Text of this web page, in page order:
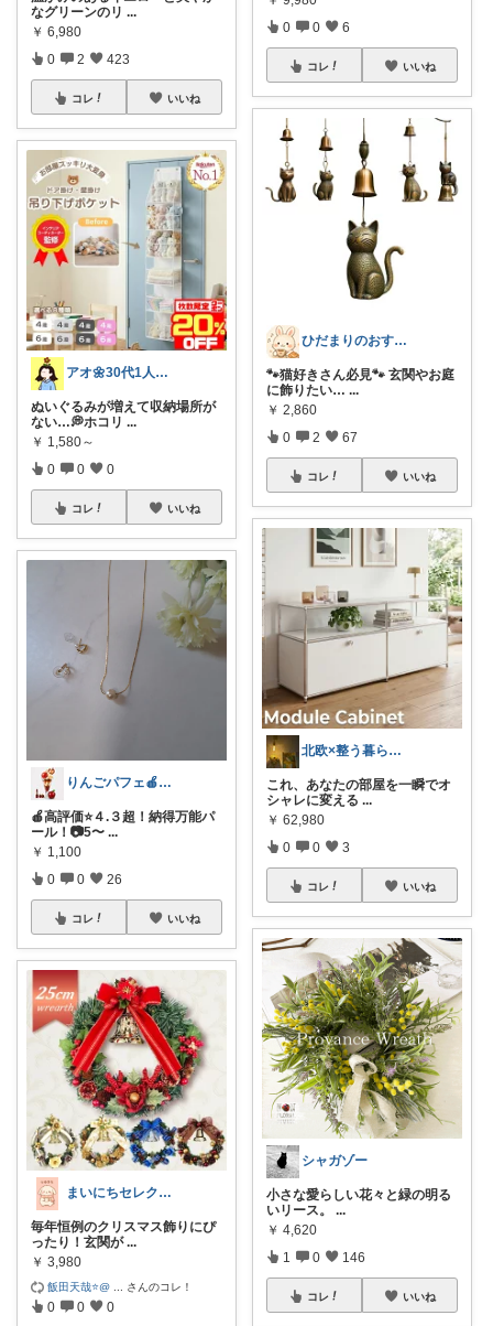
なグリーンのリ ...
￥ 6,980
0 2 423
コレ いいね
アオ🌼30代1人暮らし
ぬいぐるみが増えて収納場所が
ない…💭ホコリ ...
￥ 1,580～
0 0 0
コレ いいね
りんごパフェ🍎コスメ×アクセ×アパレル
🍎高評価⭐４.３超！納得万能パ
ール！📷5〜 ...
￥ 1,100
0 0 26
コレ いいね
まいにちセレクトdays
毎年恒例のクリスマス飾りにぴ
ったり！玄関が ...
￥ 3,980
飯田天哉⭐️@ さんのコレ！
0 0 0
0 0 6
コレ いいね
ひだまりのおすすめ
🐾猫好きさん必見🐾 玄関やお庭
に飾りたい… ...
￥ 2,860
0 2 67
コレ いいね
北欧×整う暮らし｜ハル
これ、あなたの部屋を一瞬でオ
シャレに変える ...
￥ 62,980
0 0 3
コレ いいね
シャガゾー
小さな愛らしい花々と緑の明る
いリース。 ...
￥ 4,620
1 0 146
コレ いいね